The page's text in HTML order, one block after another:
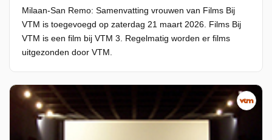
Milaan-San Remo: Samenvatting vrouwen van Films Bij
VTM is toegevoegd op zaterdag 21 maart 2026. Films Bij
VTM is een film bij VTM 3. Regelmatig worden er films
uitgezonden door VTM.